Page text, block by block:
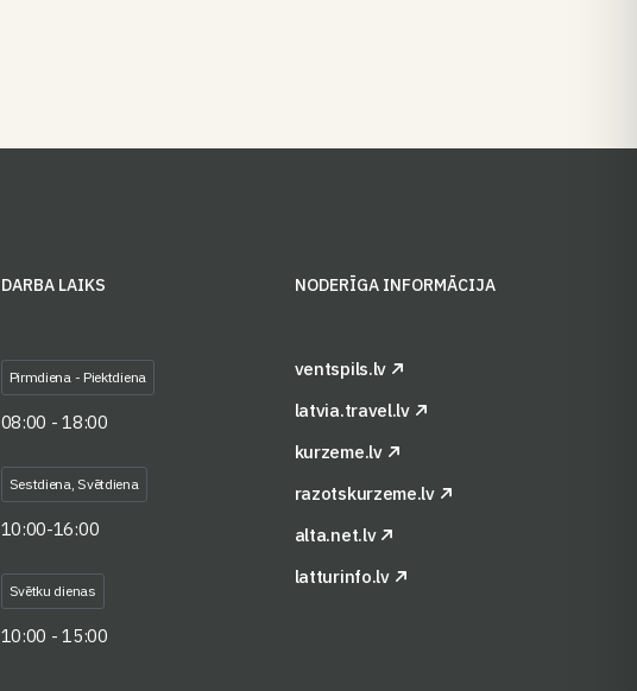
DARBA LAIKS NODERĪGA INFORMĀCIJA
Pirmdiena - Piektdiena
08:00 - 18:00
Sestdiena, Svētdiena
10:00-16:00
Svētku dienas
10:00 - 15:00
ventspils.lv
latvia.travel.lv
kurzeme.lv
razotskurzeme.lv
alta.net.lv
latturinfo.lv